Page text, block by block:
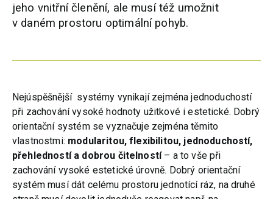
jeho vnitřní členění, ale musí též umožnit
v daném prostoru optimální pohyb.
Nejúspěšnější systémy vynikají zejména jednoduchostí
při zachování vysoké hodnoty užitkové i estetické. Dobrý
orientační systém se vyznačuje zejména těmito
vlastnostmi: modularitou, flexibilitou, jednoduchostí,
přehledností a dobrou čitelností – a to vše při
zachování vysoké estetické úrovně. Dobrý orientační
systém musí dát celému prostoru jednotící ráz, na druhé